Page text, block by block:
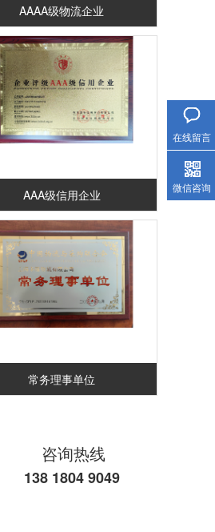
AAAA级物流企业
AAA级信用企业
常务理事单位
咨询热线
138 1804 9049
在线留言
微信咨询